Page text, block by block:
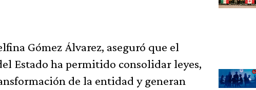
Gómez Álvarez, aseguró que el
Estado ha permitido consolidar leyes,
de la entidad y generan